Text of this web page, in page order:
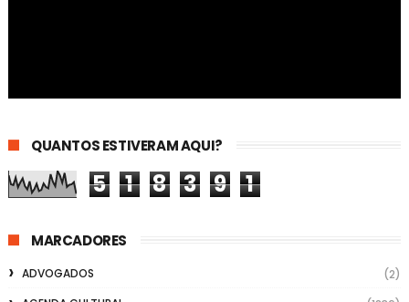
QUANTOS ESTIVERAM AQUI?
5 1 8 3 9 1
MARCADORES
ADVOGADOS
(2)